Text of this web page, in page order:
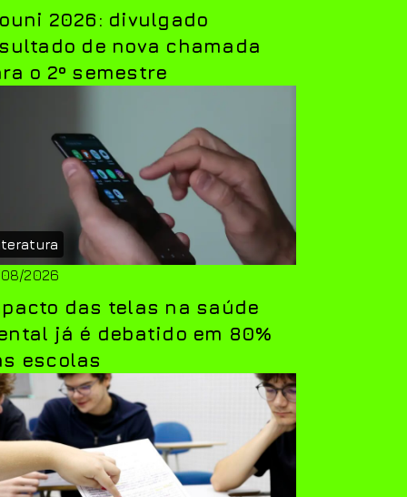
2026: divulgado
de nova chamada
o 2º semestre
2026
das telas na saúde
já é debatido em 80%
escolas